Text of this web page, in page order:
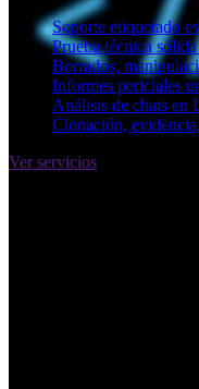
Soporte etiquetado
Prueba técnica
Borrados,
Informes periciales
Análisis de chats en
Clonación,
Ver servicios